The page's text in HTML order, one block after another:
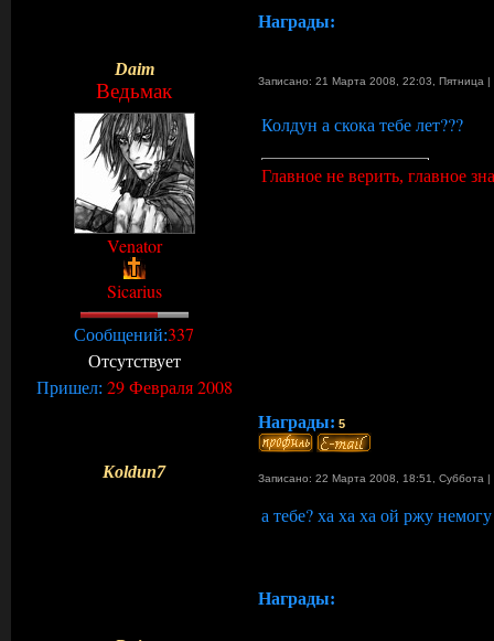
Награды:
Daim
Ведьмак Записано: 21 Марта 2008, 22:03, Пятница |
Venator
Sicarius
Сообщений:337
Отсутствует
Пришел: 29 Февраля 2008
Колдун а скока тебе лет???
Главное не верить, главное
Награды: 5
Koldun7 Записано: 22 Марта 2008, 18:51, Суббота |
а тебе? ха ха ха ой ржу
Награды: